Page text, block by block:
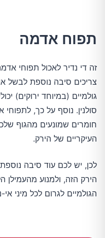
תפוח אדמה
זה די נדיר לאכול תפוחי
צריכים סיבה נוספת לבשל
גולמיים (במיוחד ירוקים)
סולנין. נוסף על כך, לתפוחי
חומרים שמונעים מהגוף
העיקריים של הירק.
לכן, יש לכם עוד סיבה
הירק הזה, ולמנוע
הגולמיים לגרום לכל מיני